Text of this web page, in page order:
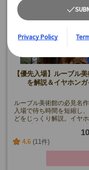
【午後プラン】
催行確定日
《8月》7日、12日、14日
《9月》2日、4日、9日
《10月》2日、9日、14
【優先入場】ルーブル
を解説＆イヤホン
ルーブル美術館の必見名
入場で待ち時間を短縮し
どをじっくり解説。イヤ
4.6 (11件)